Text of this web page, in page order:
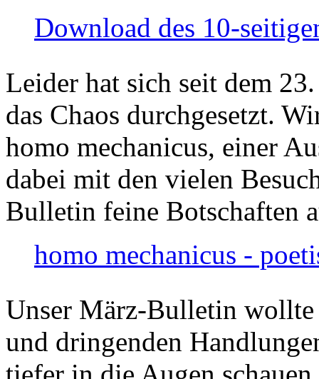
Download des 10-
Leider hat sich seit dem
das Chaos durchgesetzt.
homo mechanicus, einer
dabei mit den vielen
Bulletin feine Botschaften
homo mechanicus -
Unser März-Bulletin
und dringenden